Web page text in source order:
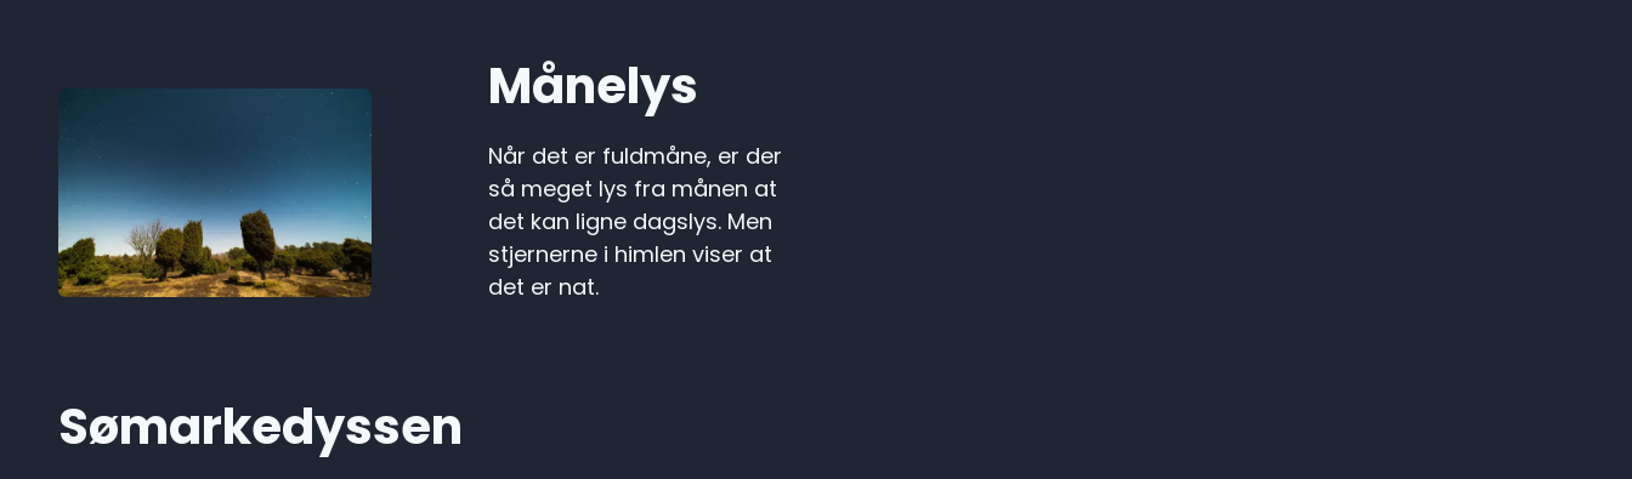
Månelys
Når det er fuldmåne, er der
så meget lys fra månen at
det kan ligne dagslys. Men
stjernerne i himlen viser at
det er nat.
Sømarkedyssen